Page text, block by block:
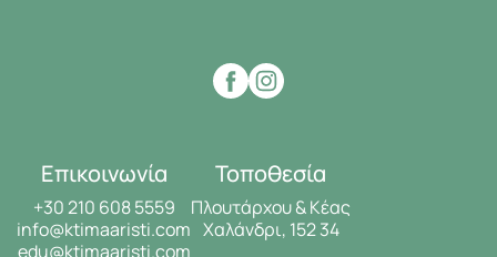
Επικοινωνία
+30 210 608 5559
info@ktimaaristi.com
edu@ktimaaristi.com
Τοποθεσία
Πλουτάρχου & Κέας
Χαλάνδρι, 152 34